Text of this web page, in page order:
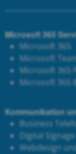
Microsoft 365
Microsoft 365
Microsoft
Microsoft 365
Microsoft 365
Kommunikation
Business
Digital
Webdesign